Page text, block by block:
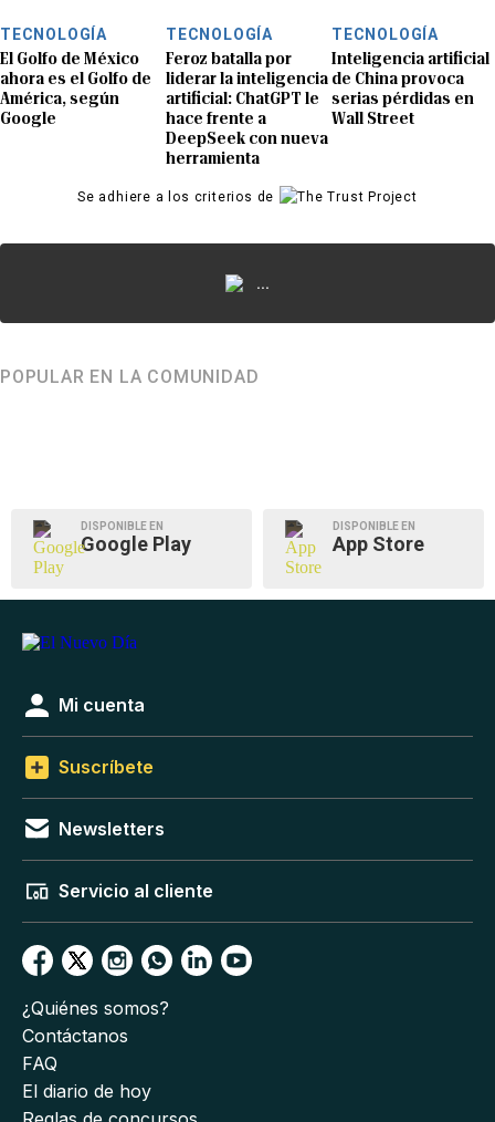
TECNOLOGÍA
El Golfo de México
ahora es el Golfo de
América, según
Google
TECNOLOGÍA
Feroz batalla por
liderar la inteligencia
artificial: ChatGPT le
hace frente a
DeepSeek con nueva
herramienta
TECNOLOGÍA
Inteligencia artificial
de China provoca
serias pérdidas en
Wall Street
Se adhiere a los criterios de
...
POPULAR EN LA COMUNIDAD
DISPONIBLE EN
Google Play
DISPONIBLE EN
App Store
Mi cuenta
Suscríbete
Newsletters
Servicio al cliente
¿Quiénes somos?
Contáctanos
FAQ
El diario de hoy